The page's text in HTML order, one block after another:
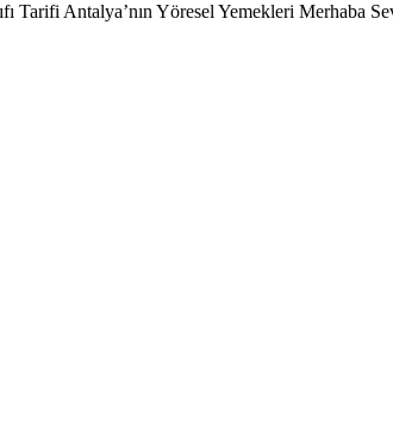
Tarifi Antalya’nın Yöresel Yemekleri